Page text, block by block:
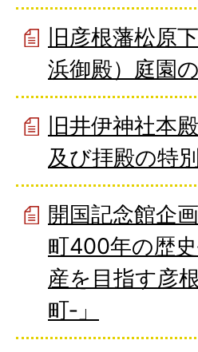
旧彦根藩松原
浜御殿）庭園
旧井伊神社本
及び拝殿の特
開国記念館企
町400年の歴
産を目指す彦
町‐」